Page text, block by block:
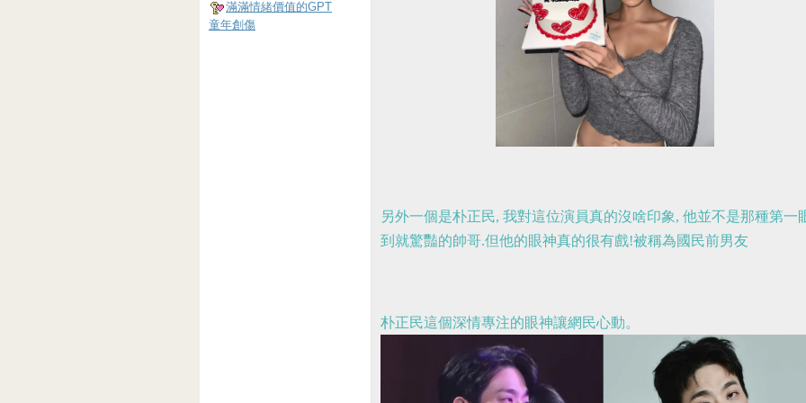
另外一個是朴正民, 我對這位演員真的沒啥印象, 他並不是那種第一
到就驚豔的帥哥.但他的眼神真的很有戲!被稱為國民前男友
朴正民這個深情專注的眼神讓網民心動。
滿滿情緒價值的GPT
童年創傷